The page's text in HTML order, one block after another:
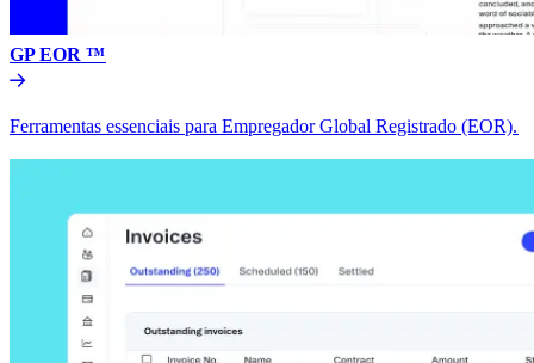
GP EOR ™​​
Ferramentas essenciais para Empregador Global Registrado (EOR).​​